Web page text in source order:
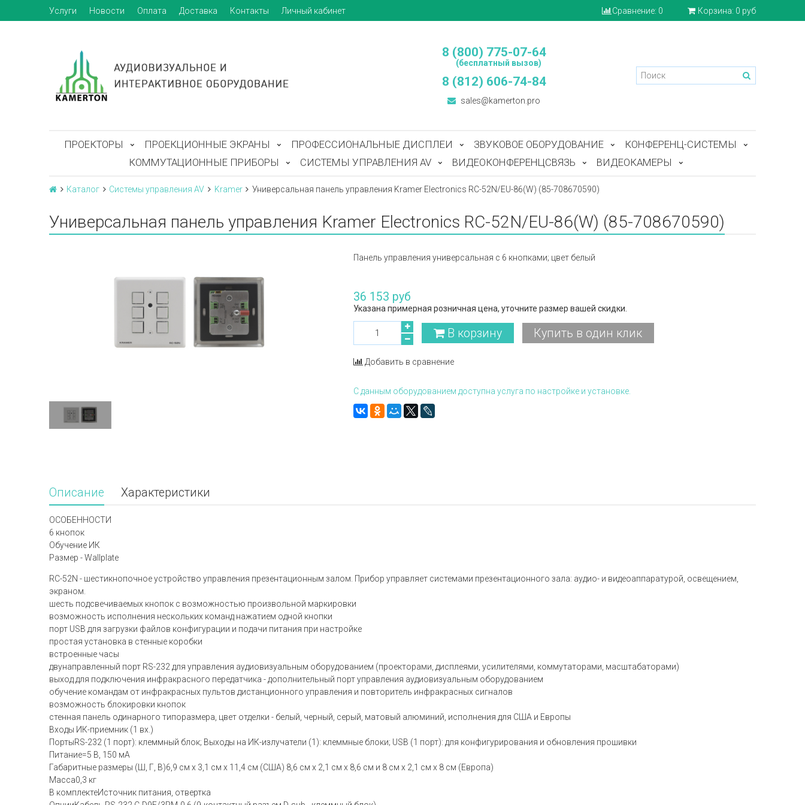
Услуги Новости Оплата Доставка Контакты Личный кабинет Сравнение: 0 Корзина: 0 руб
8 (800) 775-07-64
(бесплатный вызов)
8 (812) 606-74-84
sales@kamerton.pro
ПРОЕКТОРЫ ПРОЕКЦИОННЫЕ ЭКРАНЫ ПРОФЕССИОНАЛЬНЫЕ ДИСПЛЕИ ЗВУКОВОЕ ОБОРУДОВАНИЕ
КОНФЕРЕНЦ-СИСТЕМЫ
КОММУТАЦИОННЫЕ ПРИБОРЫ
СИСТЕМЫ УПРАВЛЕНИЯ AV ВИДЕОКОНФЕРЕНЦСВЯЗЬ ВИДЕОКАМЕРЫ
Каталог Системы управления AV Kramer Универсальная панель управления Kramer Electronics RC-52N/EU-86(W) (85-708670590)
Универсальная панель управления Kramer Electronics RC-52N/EU-86(W) (85-708670590)
Панель управления универсальная с 6 кнопками; цвет белый
36 153 руб
Указана примерная розничная цена, уточните размер вашей скидки.
В корзину Купить в один клик
Добавить в сравнение
С данным оборудованием доступна услуга по настройке и установке.
Описание Характеристики
ОСОБЕННОСТИ
6 кнопок
Обучение ИК
Размер - Wallplate
RC-52N - шестикнопочное устройство управления презентационным залом. Прибор управляет системами презентационного зала: аудио- и видеоаппаратурой, освещением,
экраном.
шесть подсвечиваемых кнопок с возможностью произвольной маркировки
возможность исполнения нескольких команд нажатием одной кнопки
порт USB для загрузки файлов конфигурации и подачи питания при настройке
простая установка в стенные коробки
встроенные часы
двунаправленный порт RS-232 для управления аудиовизуальным оборудованием (проекторами, дисплеями, усилителями, коммутаторами, масштабаторами)
выход для подключения инфракрасного передатчика - дополнительный порт управления аудиовизуальным оборудованием
обучение командам от инфракрасных пультов дистанционного управления и повторитель инфракрасных сигналов
возможность блокировки кнопок
стенная панель одинарного типоразмера, цвет отделки - белый, черный, серый, матовый алюминий, исполнения для США и Европы
Входы ИК-приемник (1 вх.)
ПортыRS-232 (1 порт): клеммный блок; Выходы на ИК-излучатели (1): клеммные блоки; USB (1 порт): для конфигурирования и обновления прошивки
Питание=5 В, 150 мА
Габаритные размеры (Ш, Г, В)6,9 см x 3,1 см x 11,4 см (США) 8,6 см x 2,1 см x 8,6 см и 8 см x 2,1 см x 8 см (Европа)
Масса0,3 кг
В комплектеИсточник питания, отвертка